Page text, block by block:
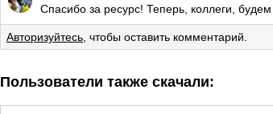
Спасибо за ресурс! Теперь, коллеги,
Авторизуйтесь , чтобы оставить комментарий.
Пользователи также скачали: